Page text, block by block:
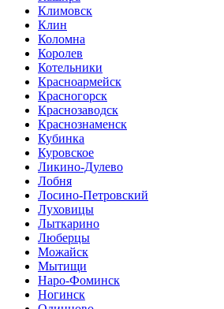
Климовск
Клин
Коломна
Королев
Котельники
Красноармейск
Красногорск
Краснозаводск
Краснознаменск
Кубинка
Куровское
Ликино-Дулево
Лобня
Лосино-Петровский
Луховицы
Лыткарино
Люберцы
Можайск
Мытищи
Наро-Фоминск
Ногинск